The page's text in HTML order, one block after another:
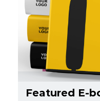
Featured E-